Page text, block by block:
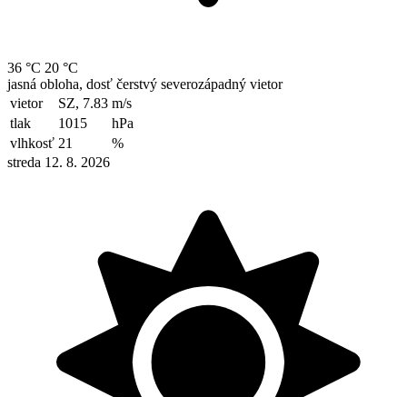
36 °C 20 °C
jasná obloha, dosť čerstvý severozápadný vietor
vietor
SZ, 7.83 m/s
tlak
1015
hPa
vlhkosť 21
%
streda 12. 8. 2026